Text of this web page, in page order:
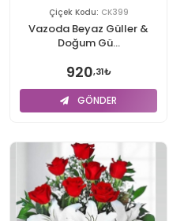
Çiçek Kodu: CK399
Vazoda Beyaz Güller &
Doğum Gü...
920,31₺
GÖNDER